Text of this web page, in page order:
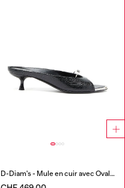
D-Diam's - Mule en cuir avec Oval D flottant